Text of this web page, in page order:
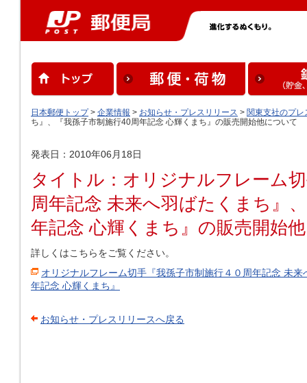
日本郵便トップ> 企業情報 > お知らせ・プレスリリース > 関東支社のプレ
ち』、『我孫子市制施行40周年記念 心輝くまち』の販売開始他について
発表日：2010年06月18日
タイトル：オリジナルフレーム
周年記念 未来へ羽ばたくまち』
年記念 心輝くまち』の販売開始
詳しくはこちらをご覧ください。
オリジナルフレーム切手『我孫子市制施行４０周年記念 未
年記念 心輝くまち』
お知らせ・プレスリリースへ戻る